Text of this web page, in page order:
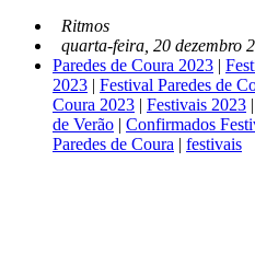
Ritmos
quarta-feira, 20 dezembro
Paredes de Coura 2023 |
2023 | Festival Paredes de
Coura 2023 | Festivais 2023 |
de Verão | Confirmados
Paredes de Coura | festivais